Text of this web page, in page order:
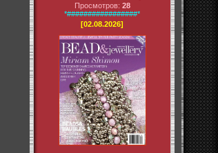
Просмотров: 28
*#################*
[02.08.2026]